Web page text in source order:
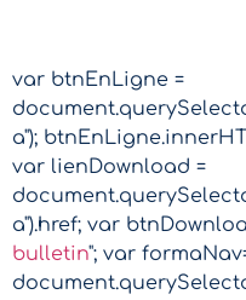
var btnEnLigne =
a");
var lienDownload =
a").href; var
bulletin"; var